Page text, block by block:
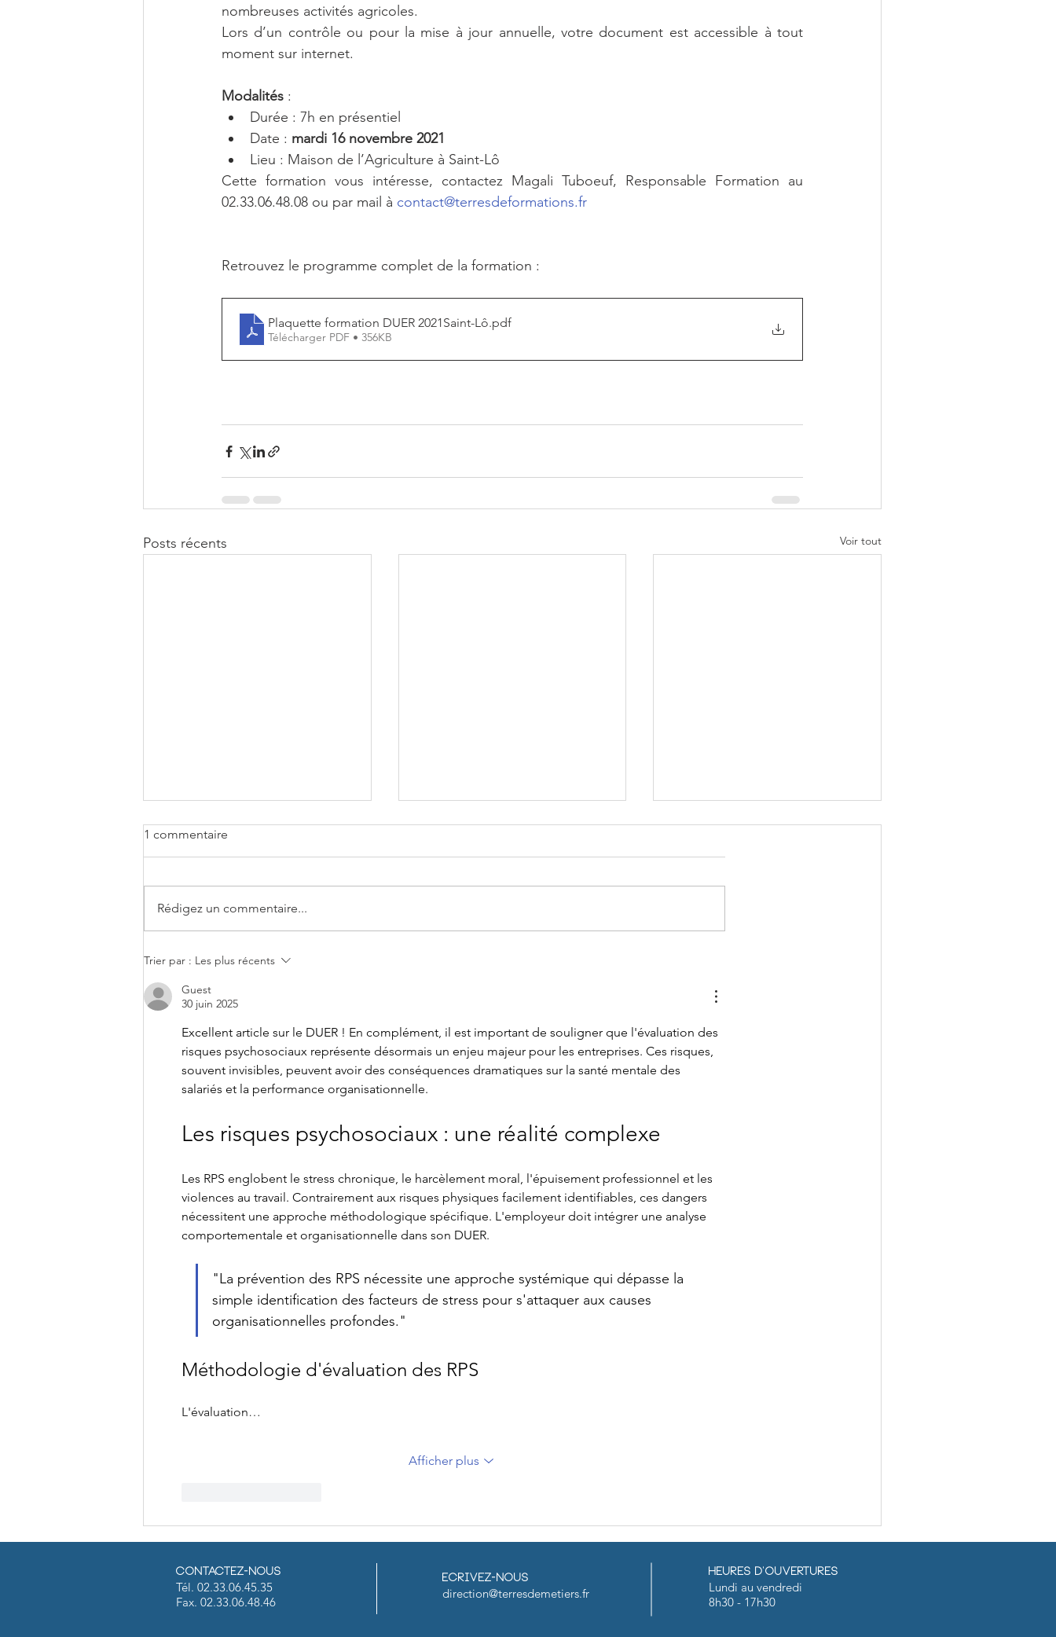
nombreuses activités agricoles.
Lors d’un contrôle ou pour la mise à jour annuelle, votre document est accessible à tout
moment sur internet.
Modalités :
Durée : 7h en présentiel
Date : mardi 16 novembre 2021
Lieu : Maison de l’Agriculture à Saint-Lô
Cette formation vous intéresse, contactez Magali Tuboeuf, Responsable Formation au
02.33.06.48.08 ou par mail à contact@terresdeformations.fr
Retrouvez le programme complet de la formation :
Plaquette formation DUER 2021Saint-Lô.pdf
Télécharger PDF • 356KB
Posts récents Voir tout
Lancement de l’Enquête
employeurs « Compétences
des chefs d’exploitation et
des salariés agricoles »
1 commentaire
Rédigez un commentaire...
Trier par : Les plus récents
Guest
30 juin 2025
Excellent article sur le DUER ! En complément, il est important de souligner que l'évaluation des
risques psychosociaux représente désormais un enjeu majeur pour les entreprises. Ces risques,
souvent invisibles, peuvent avoir des conséquences dramatiques sur la santé mentale des
salariés et la performance organisationnelle.
Les risques psychosociaux : une réalité complexe
Les RPS englobent le stress chronique, le harcèlement moral, l'épuisement professionnel et les
violences au travail. Contrairement aux risques physiques facilement identifiables, ces dangers
nécessitent une approche méthodologique spécifique. L'employeur doit intégrer une analyse
comportementale et organisationnelle dans son DUER.
"La prévention des RPS nécessite une approche systémique qui dépasse la
simple identification des facteurs de stress pour s'attaquer aux causes
organisationnelles profondes."
Méthodologie d'évaluation des RPS
L'évaluation…
Afficher plus
Contactez-nous
Tél. 02.33.06.45.35
Fax. 02.33.06.48.46
Ecrivez-nous
direction@terresdemetiers.fr
Heures d'ouvertures
Lundi au vendredi
8h30 - 17h30